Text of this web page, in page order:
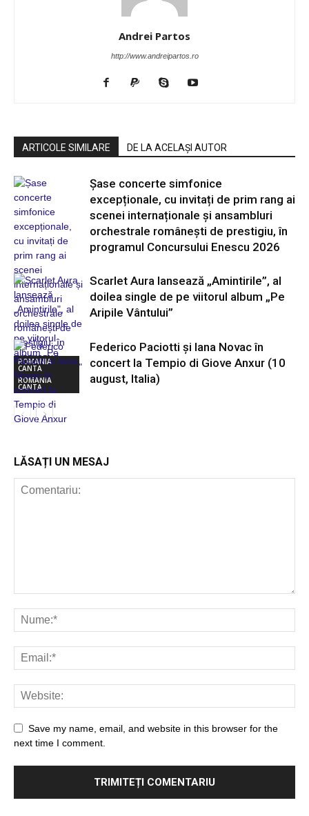
Andrei Partos
http://www.andreipartos.ro
ARTICOLE SIMILARE DE LA ACELAȘI AUTOR
ROMANIA
CANTA
Șase concerte simfonice
excepționale, cu invitați de prim rang ai
scenei internaționale și ansambluri
orchestrale românești de prestigiu, în
programul Concursului Enescu 2026
ROMANIA
CANTA
Scarlet Aura lansează „Amintirile”, al
doilea single de pe viitorul album „Pe
Aripile Vântului”
Federico Paciotti și Iana Novac în
concert la Tempio di Giove Anxur (10
august, Italia)
LĂSAȚI UN MESAJ
Save my name, email, and website in this browser for the
next time I comment.